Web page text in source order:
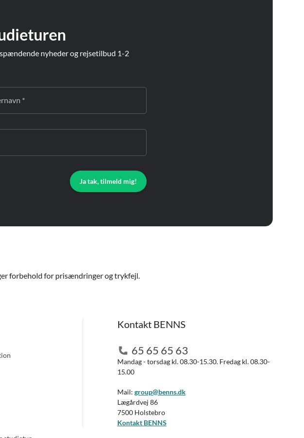
nyheder og rejsetilbud 1-2
*
Ja tak, tilmeld mig!
forbehold for prisændringer og trykfejl.
Kontakt BENNS
65 65 65 63
Mandag - torsdag kl. 08.30-15.30. Fredag kl. 08.30-
15.00
Mail: group@benns.dk
Lægårdvej 86
7500 Holstebro
Kontakt BENNS